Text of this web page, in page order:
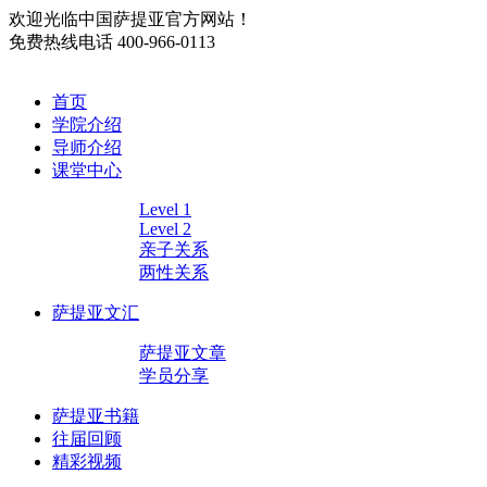
欢迎光临中国萨提亚官方网站！
免费热线电话 400-966-0113
首页
学院介绍
导师介绍
课堂中心
Level 1
Level 2
亲子关系
两性关系
萨提亚文汇
萨提亚文章
学员分享
萨提亚书籍
往届回顾
精彩视频